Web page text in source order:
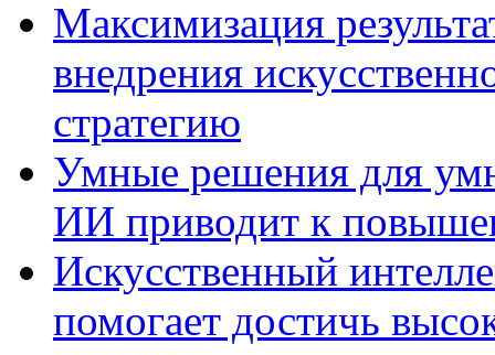
Максимизация
внедрения
стратегию
Умные решения для
ИИ приводит к
Искусственный
помогает достичь